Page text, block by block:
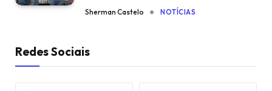
Sherman Castelo NOTÍCIAS
Redes Sociais